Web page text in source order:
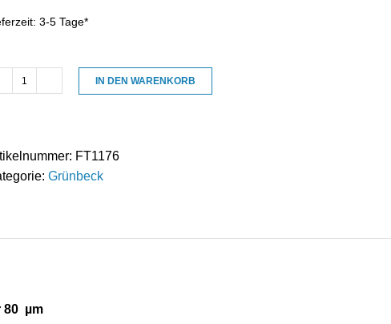
3-5 Tage*
IN DEN WARENKORB
FT1176
Grünbeck
80 µm